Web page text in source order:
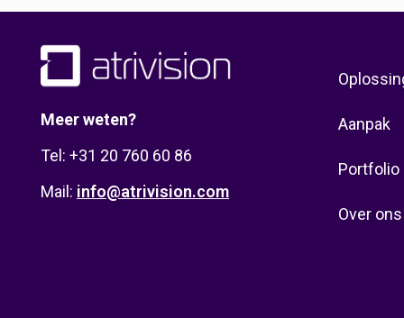
Meer weten?
Tel: +31 20 760 60 86
Mail: info@atrivision.com
Aanpak
Portfolio
Over ons